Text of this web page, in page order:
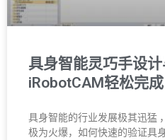
具身智能灵巧手设
iRobotCAM轻松完成
具身智能的行业发展极其迅猛
极为火爆，如何快速的验证具